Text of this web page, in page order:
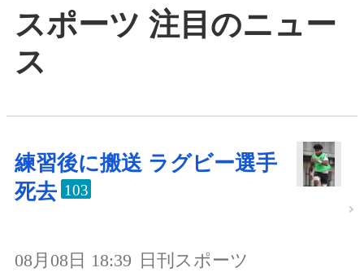
スポーツ 注目のニュー
ス
練習後に搬送 ラグビー選手
死去 103
08月08日 18:39 日刊スポーツ